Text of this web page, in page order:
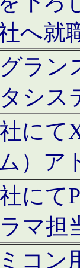
へ就
ラン
シス
にて
）ア
にて
マ担
コン